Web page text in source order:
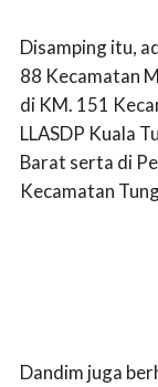
Disamping itu,
88 Kecamatan
di KM. 151
LLASDP Kuala
Barat serta di
Kecamatan
Dandim juga